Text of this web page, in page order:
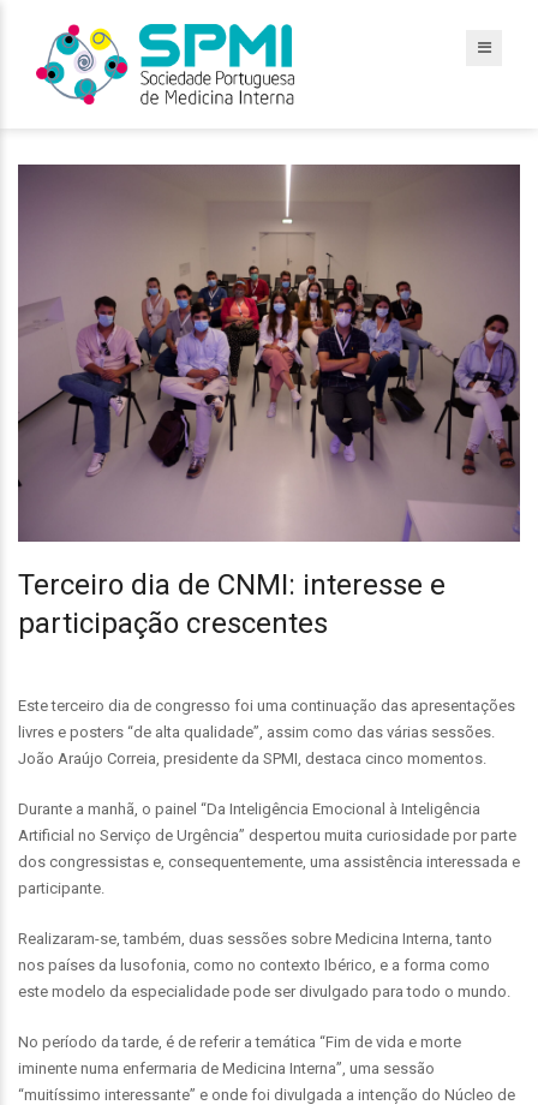
Terceiro dia de CNMI: interesse e
participação crescentes
Este terceiro dia de congresso foi uma continuação das apresentações
livres e posters “de alta qualidade”, assim como das várias sessões.
João Araújo Correia, presidente da SPMI, destaca cinco momentos.
Durante a manhã, o painel “Da Inteligência Emocional à Inteligência
Artificial no Serviço de Urgência” despertou muita curiosidade por parte
dos congressistas e, consequentemente, uma assistência interessada e
participante.
Realizaram-se, também, duas sessões sobre Medicina Interna, tanto
nos países da lusofonia, como no contexto Ibérico, e a forma como
este modelo da especialidade pode ser divulgado para todo o mundo.
No período da tarde, é de referir a temática “Fim de vida e morte
iminente numa enfermaria de Medicina Interna”, uma sessão
“muitíssimo interessante” e onde foi divulgada a intenção do Núcleo de